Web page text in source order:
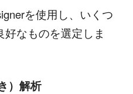
を使用し、いくつ
なものを選定しま
）解析